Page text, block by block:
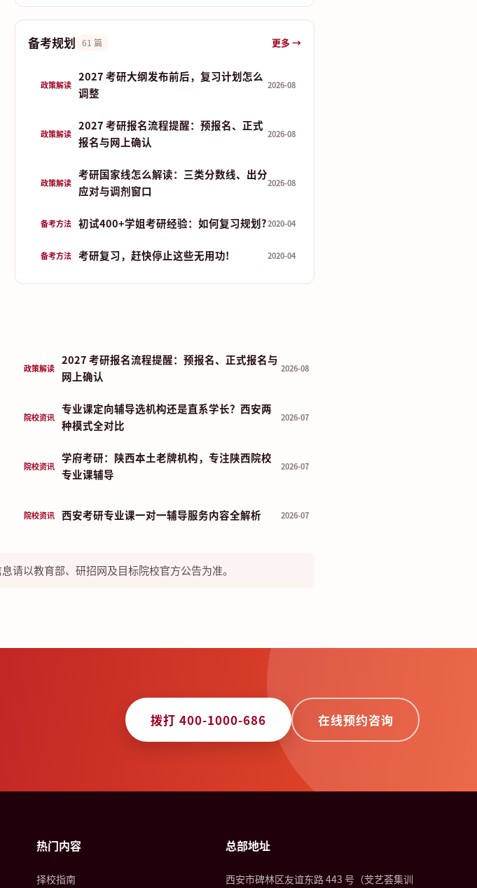
备考规划 61 篇 更多 →
政策解读
2027 考研大纲发布前后，复习计划怎么
调整
2026-08
政策解读
2027 考研报名流程提醒：预报名、正式
报名与网上确认
2026-08
政策解读
考研国家线怎么解读：三类分数线、出分
应对与调剂窗口
2026-08
备考方法 初试400+学姐考研经验：如何复习规划?2020-04
备考方法 考研复习，赶快停止这些无用功! 2020-04
政策解读
2027 考研报名流程提醒：预报名、正式报名与
网上确认
2026-08
院校资讯
专业课定向辅导选机构还是直系学长？西安两
种模式全对比
2026-07
院校资讯
学府考研：陕西本土老牌机构，专注陕西院校
专业课辅导
2026-07
院校资讯 西安考研专业课一对一辅导服务内容全解析 2026-07
请以教育部、研招网及目标院校官方公告为准。
拨打 400-1000-686 在线预约咨询
热门内容
择校指南
总部地址
西安市碑林区友谊东路 443 号（芠艺荟集训